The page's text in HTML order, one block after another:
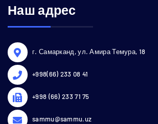
Наш адрес
г. Самарканд, ул. Амира Темура, 18
+998(66) 233 08 41
+998 (66) 233 71 75
sammu@sammu.uz